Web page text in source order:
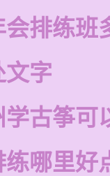
排练班
文字
古筝可
哪里好